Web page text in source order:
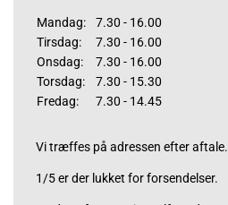
Mandag:
7.30 - 16.00
Tirsdag:
7.30 - 16.00
Onsdag:
7.30 - 16.00
Torsdag:
7.30 - 15.30
Fredag:
7.30 - 14.45
Vi træffes på adressen efter aftale.
1/5 er der lukket for forsendelser.